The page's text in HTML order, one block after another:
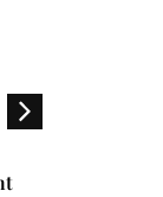
Rondò